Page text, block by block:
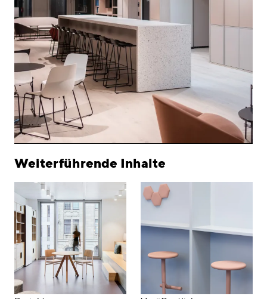
Weiterführende Inhalte